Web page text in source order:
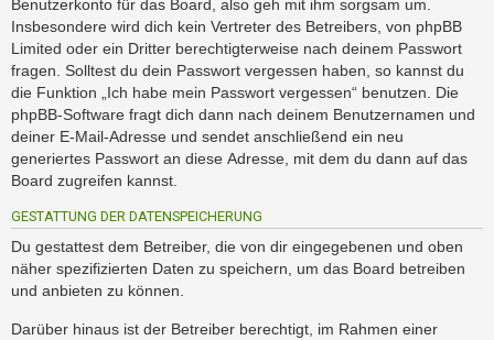
Benutzerkonto für das Board, also geh mit ihm sorgsam um.
Insbesondere wird dich kein Vertreter des Betreibers, von phpBB
Limited oder ein Dritter berechtigterweise nach deinem Passwort
fragen. Solltest du dein Passwort vergessen haben, so kannst du
die Funktion „Ich habe mein Passwort vergessen“ benutzen. Die
phpBB-Software fragt dich dann nach deinem Benutzernamen und
deiner E-Mail-Adresse und sendet anschließend ein neu
generiertes Passwort an diese Adresse, mit dem du dann auf das
Board zugreifen kannst.
GESTATTUNG DER DATENSPEICHERUNG
Du gestattest dem Betreiber, die von dir eingegebenen und oben
näher spezifizierten Daten zu speichern, um das Board betreiben
und anbieten zu können.
Darüber hinaus ist der Betreiber berechtigt, im Rahmen einer